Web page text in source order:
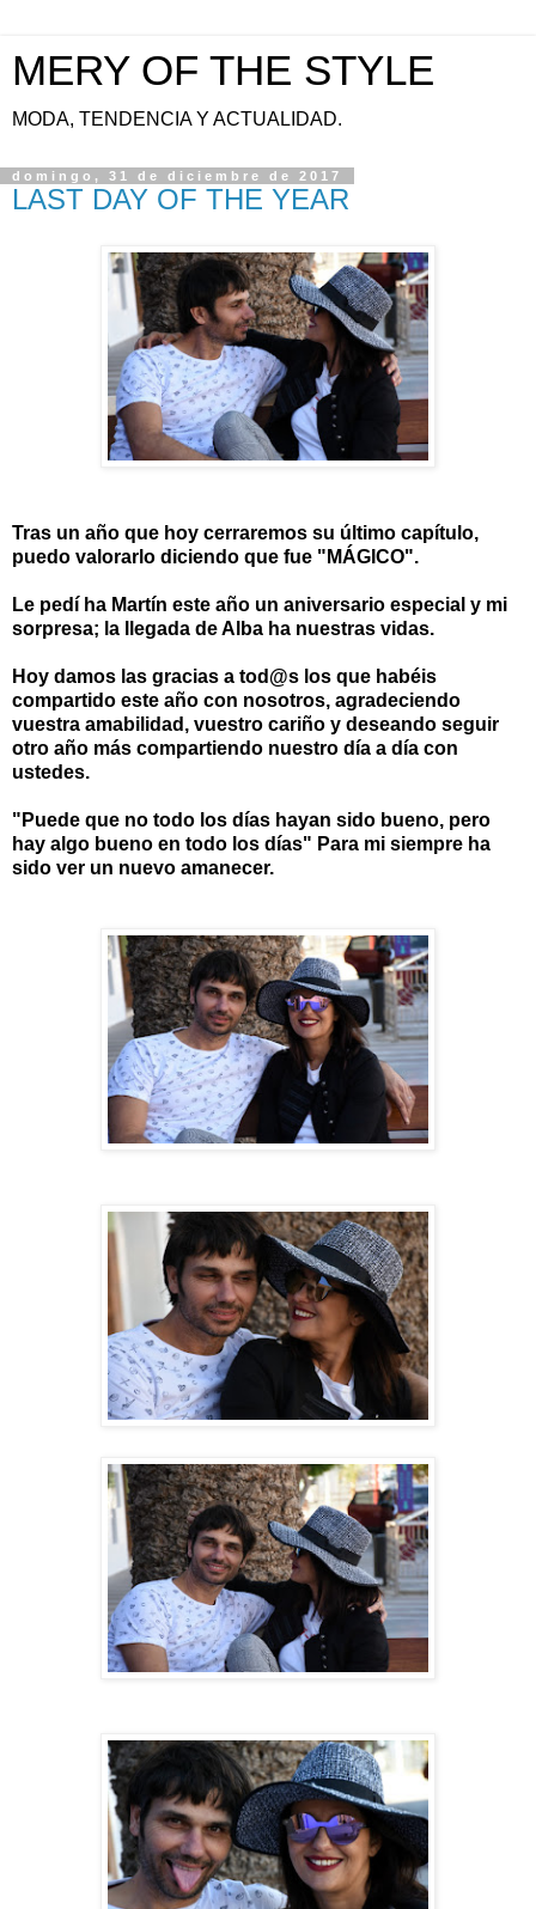
MERY OF THE STYLE
MODA, TENDENCIA Y ACTUALIDAD.
domingo, 31 de diciembre de 2017
LAST DAY OF THE YEAR
Tras un año que hoy cerraremos su último capítulo,
puedo valorarlo diciendo que fue "MÁGICO".
Le pedí ha Martín este año un aniversario especial y mi
sorpresa; la llegada de Alba ha nuestras vidas.
Hoy damos las gracias a tod@s los que habéis
compartido este año con nosotros, agradeciendo
vuestra amabilidad, vuestro cariño y deseando seguir
otro año más compartiendo nuestro día a día con
ustedes.
"Puede que no todo los días hayan sido bueno, pero
hay algo bueno en todo los días" Para mi siempre ha
sido ver un nuevo amanecer.